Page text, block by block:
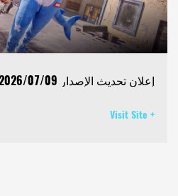
إعلان تحديث الإصدار 2026/07/09
Visit Site +